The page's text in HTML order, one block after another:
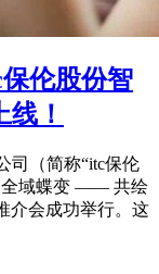
伦股份智
！
司（简称“itc保伦
全域蝶变 —— 共绘
介会成功举行。这